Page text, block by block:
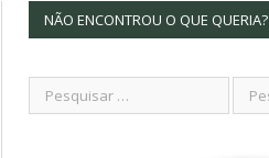
NÃO ENCONTROU O QUE QUERIA?